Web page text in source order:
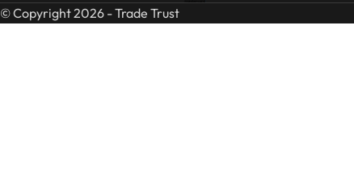
© Copyright 2026 - Trade Trust